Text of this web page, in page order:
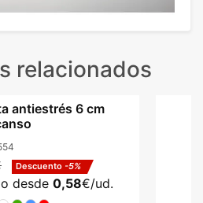
relacionados
antiestrés 6 cm
Descuento -5%
desde 0,58€/ud.